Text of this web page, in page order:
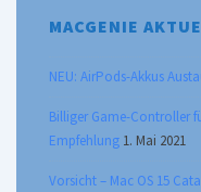
MACGENIE
NEU: AirPods-Akkus
Billiger Game-Controller
Empfehlung 1. Mai 2021
Vorsicht – Mac OS 15